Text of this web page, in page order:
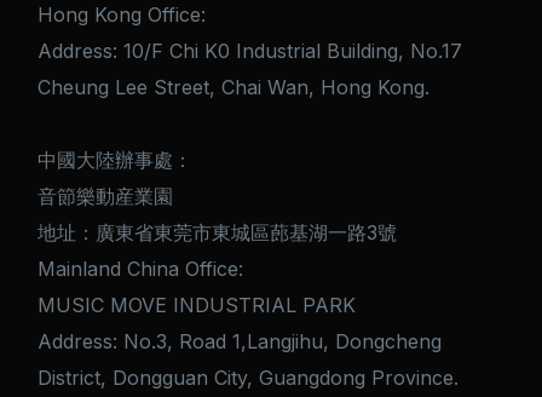
Hong Kong Office:
Address: 10/F Chi K0 Industrial Building, No.17
Cheung Lee Street, Chai Wan, Hong Kong.
中國大陸辦事處：
音節樂動産業園
地址：廣東省東莞市東城區蓢基湖一路3號
Mainland China Office:
MUSIC MOVE INDUSTRIAL PARK
Address: No.3, Road 1,Langjihu, Dongcheng
District, Dongguan City, Guangdong Province.